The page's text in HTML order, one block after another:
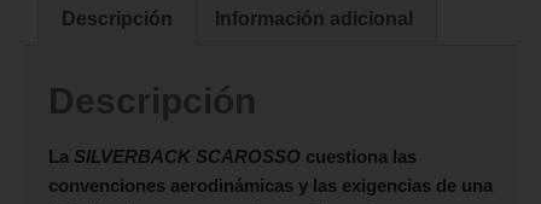
Descripción Información adicional
Descripción
La SILVERBACK SCAROSSO cuestiona las
convenciones aerodinámicas y las exigencias de una